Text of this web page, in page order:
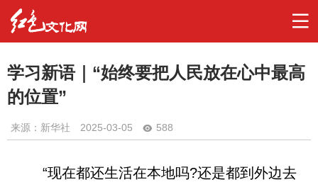
学习新语｜“始终要把人民放在心中最高
的位置”
来源：新华社 2025-03-05 588
“现在都还生活在本地吗?还是都到外边去